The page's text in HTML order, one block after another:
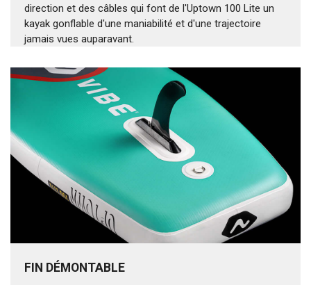
direction et des câbles qui font de l'Uptown 100 Lite un
kayak gonflable d'une maniabilité et d'une trajectoire
jamais vues auparavant.
FIN DÉMONTABLE